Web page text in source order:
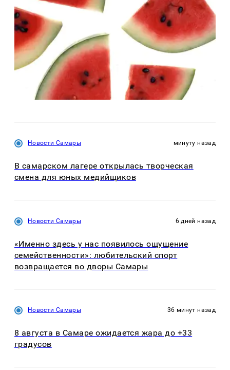
Новости Самары минуту назад
В самарском лагере открылась творческая
смена для юных медийщиков
Новости Самары 6 дней назад
«Именно здесь у нас появилось ощущение
семейственности»: любительский спорт
возвращается во дворы Самары
Новости Самары 36 минут назад
8 августа в Самаре ожидается жара до +33
градусов